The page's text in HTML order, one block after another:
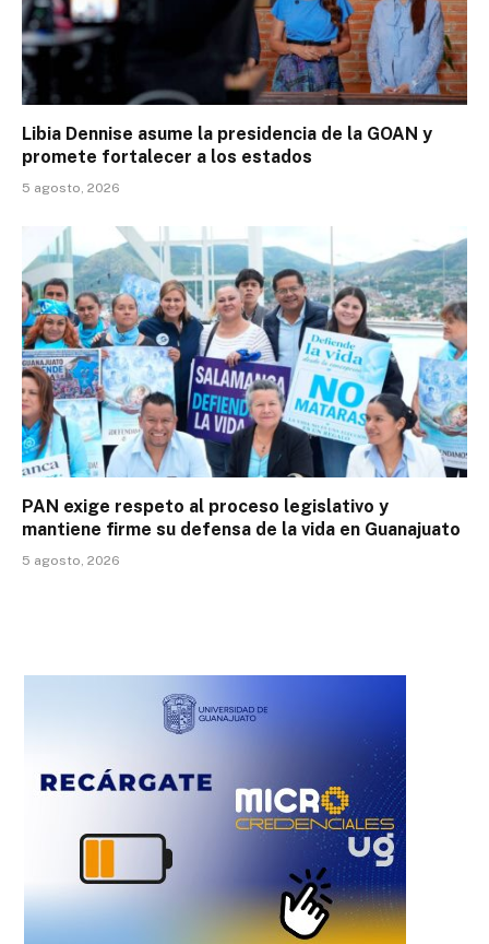
Libia Dennise asume la presidencia de la GOAN y
promete fortalecer a los estados
5 agosto, 2026
PAN exige respeto al proceso legislativo y
mantiene firme su defensa de la vida en Guanajuato
5 agosto, 2026